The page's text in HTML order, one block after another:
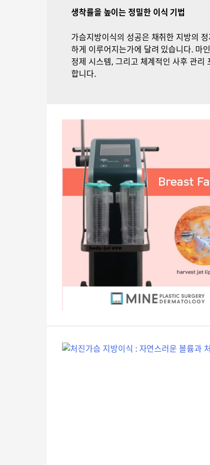
생착률을 높이는 정밀한 이식 기법
가슴지방이식의 성공은 채취한 지방의
하게 이루어지는가에 달려 있습니다. 마
정제 시스템, 그리고 체계적인 사후 관
합니다.